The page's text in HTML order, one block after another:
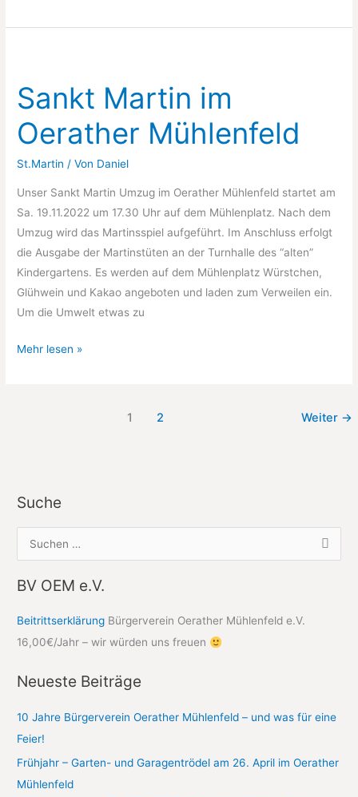
Spenden
Sankt Martin im
Oerather Mühlenfeld
St.Martin / Von Daniel
Unser Sankt Martin Umzug im Oerather Mühlenfeld startet am
Sa. 19.11.2022 um 17.30 Uhr auf dem Mühlenplatz. Nach dem
Umzug wird das Martinsspiel aufgeführt. Im Anschluss erfolgt
die Ausgabe der Martinstüten an der Turnhalle des “alten”
Kindergartens. Es werden auf dem Mühlenplatz Würstchen,
Glühwein und Kakao angeboten und laden zum Verweilen ein.
Um die Umwelt etwas zu
Sankt
Mehr lesen »
1 2 Weiter →
Suche
u
c
e
n
a
BV OEM e.V.
Beitrittserklärung Bürgerverein Oerather Mühlenfeld e.V.
16,00€/Jahr – wir würden uns freuen
Neueste Beiträge
10 Jahre Bürgerverein Oerather Mühlenfeld – und was für eine
Feier!
Frühjahr – Garten- und Garagentrödel am 26. April im Oerather
Mühlenfeld